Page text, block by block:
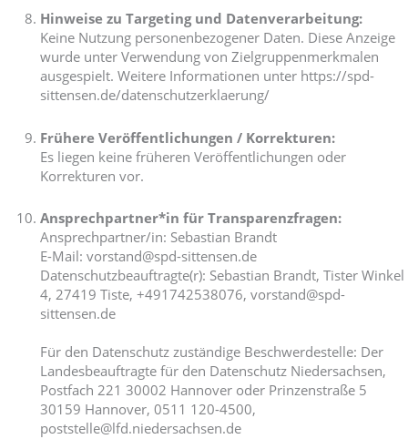
Hinweise zu Targeting und Datenverarbeitung:
Keine Nutzung personenbezogener Daten. Diese Anzeige
wurde unter Verwendung von Zielgruppenmerkmalen
ausgespielt. Weitere Informationen unter https://spd-
sittensen.de/datenschutzerklaerung/
Frühere Veröffentlichungen / Korrekturen:
Es liegen keine früheren Veröffentlichungen oder
Korrekturen vor.
Ansprechpartner*in für Transparenzfragen:
Ansprechpartner/in: Sebastian Brandt
E-Mail: vorstand@spd-sittensen.de
Datenschutzbeauftragte(r): Sebastian Brandt, Tister Winkel
4, 27419 Tiste, +491742538076, vorstand@spd-
sittensen.de
Für den Datenschutz zuständige Beschwerdestelle: Der
Landesbeauftragte für den Datenschutz Niedersachsen,
Postfach 221 30002 Hannover oder Prinzenstraße 5
30159 Hannover, 0511 120-4500,
poststelle@lfd.niedersachsen.de